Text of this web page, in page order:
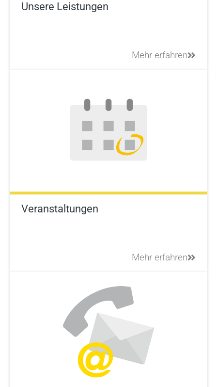
Unsere Leistungen
Mehr erfahren
Veranstaltungen
Mehr erfahren